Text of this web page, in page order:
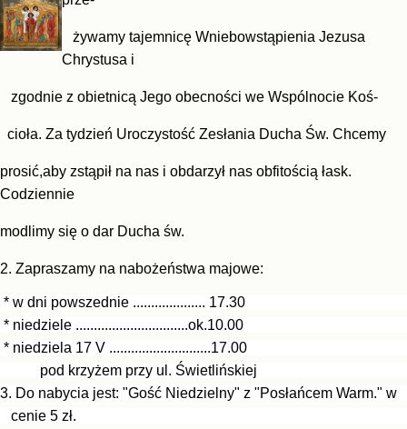
żywamy tajemnicę Wniebowstąpienia Jezusa
Chrystusa i
zgodnie z obietnicą Jego obecności we Wspólnocie Koś-
cioła. Za tydzień Uroczystość Zesłania Ducha Św. Chcemy
prosić,aby zstąpił na nas i obdarzył nas obfitością łask.
Codziennie
modlimy się o dar Ducha św.
2. Zapraszamy na nabożeństwa majowe:
* w dni powszednie .................... 17.30
* niedziele ...............................ok.10.00
* niedziela 17 V ............................17.00
pod krzyżem przy ul. Świetlińskiej
3. Do nabycia jest: "Gość Niedzielny" z "Posłańcem Warm." w
cenie 5 zł.